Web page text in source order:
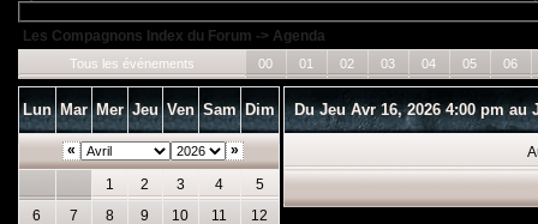
Les Compagnons Index du Forum -> Agenda
Tous les événements 00 01 02 03 04 05 06
Lun Mar Mer Jeu Ven Sam Dim
« »
1 2 3 4
5
6
7 8 9 10 11
12
Du Jeu Avr 16, 2026 4:00 pm au